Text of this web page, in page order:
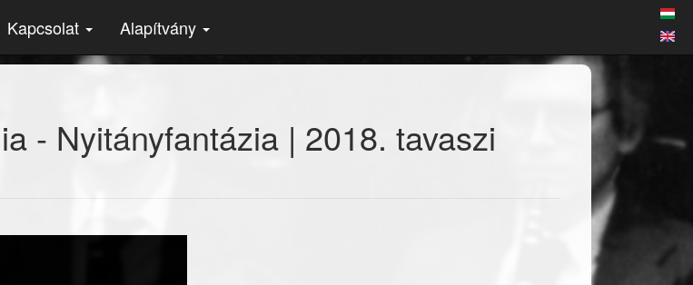
Kapcsolat Alapítvány
- Nyitányfantázia | 2018. tavaszi